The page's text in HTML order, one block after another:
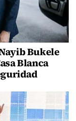
Bukele
Blanca